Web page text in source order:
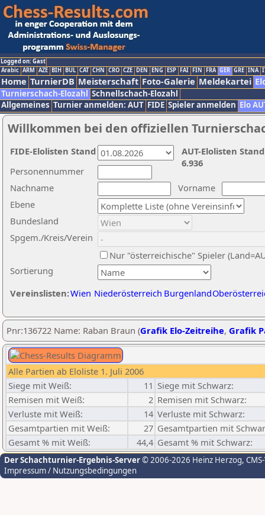
Logged on: Gast
Arabic ARM AZE BIH BUL CAT CHN CRO CZE DEN ENG ESP FAI FIN FRA GER GRE INA
Home TurnierDB Meisterschaft Foto-Galerie Meldekartei
Turnierschach-Elozahl Schnellschach-Elozahl
Allgemeines Turnier anmelden: AUT FIDE Spieler anmelden Elo
Willkommen bei den offiziellen
Nachname
Vorname
Ebene
Sortierung
Personennummer
Bundesland
Spgem./Kreis/Verein
Nur "österreichische" Spieler
Vereinslisten:Wien Niederösterreich Burgenland
AUT-Elolisten
6.936
FIDE-Elolisten Stand
Pnr:136722 Name: Raban Braun (Grafik Elo-Zeitreihe, Grafik
Alle Partien ab Eloliste 1. Juli 2006
Siege mit Weiß:
11 Siege mit Schwarz:
Remisen mit Weiß:
2 Remisen mit Schwarz:
Verluste mit Weiß:
14 Verluste mit Schwarz:
Gesamtpartien mit Weiß:
27 Gesamtpartien mit
Gesamt % mit Weiß:
44,4 Gesamt % mit Schwarz:
Der Schachturnier-Ergebnis-Server© 2006-2026 Heinz Herzog,
Impressum / Nutzungsbedingungen